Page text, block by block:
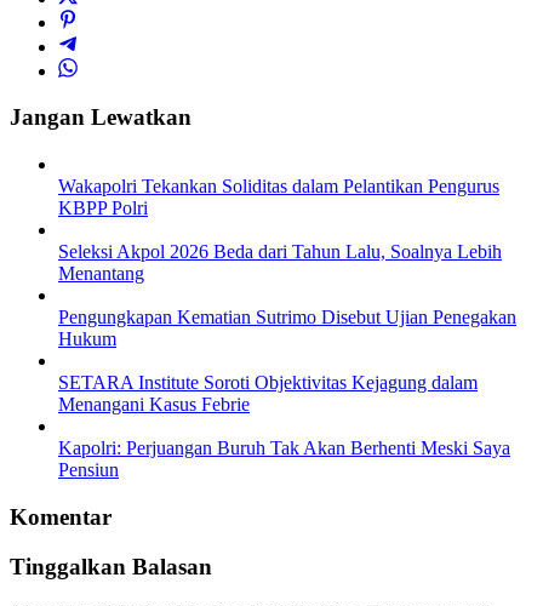
Jangan Lewatkan
Wakapolri Tekankan Soliditas dalam Pelantikan Pengurus
KBPP Polri
Seleksi Akpol 2026 Beda dari Tahun Lalu, Soalnya Lebih
Menantang
Pengungkapan Kematian Sutrimo Disebut Ujian Penegakan
Hukum
SETARA Institute Soroti Objektivitas Kejagung dalam
Menangani Kasus Febrie
Kapolri: Perjuangan Buruh Tak Akan Berhenti Meski Saya
Pensiun
Komentar
Tinggalkan Balasan